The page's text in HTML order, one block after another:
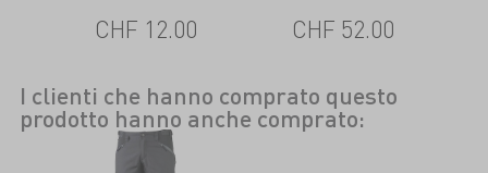
CHF 12.00 CHF 52.00
I clienti che hanno comprato questo
prodotto hanno anche comprato: